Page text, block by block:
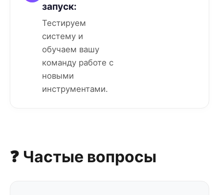
запуск:
Тестируем
систему и
обучаем вашу
команду работе с
новыми
инструментами.
❓ Частые вопросы